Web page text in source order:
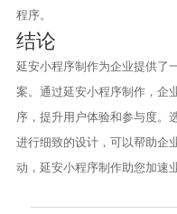
程序。
结论
延安小程序制作为企业提供了
案。通过延安小程序制作，企
序，提升用户体验和参与度。
进行细致的设计，可以帮助企
动，延安小程序制作助您加速